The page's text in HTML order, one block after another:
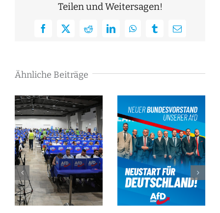
Teilen und Weitersagen!
Facebook
X RedditLinkedInWhatsAppTumblrE-
Ähnliche Beiträge